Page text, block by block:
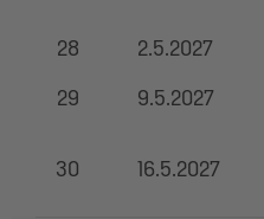
28
2.5.2027
29
9.5.2027
30
16.5.2027